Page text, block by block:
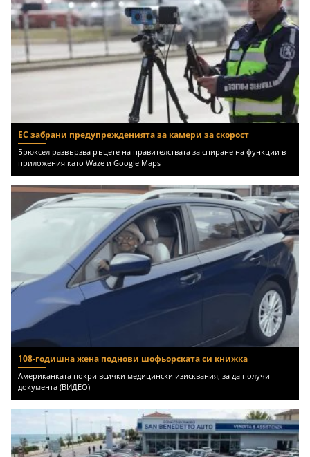
ЕС забрани предупрежденията за камери за скорост
Брюксел развързва ръцете на правителствата за спиране на функции в
приложения като Waze и Google Maps
108-годишна жена поднови шофьорската си книжка
Американката покри всички медицински изисквания, за да получи
документа (ВИДЕО)